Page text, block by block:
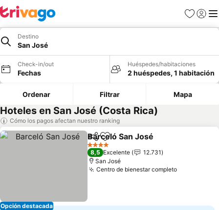
Favoritos
Iniciar
Destino
San José
Check-in/out
Fechas
Huéspedes/habitaciones
2 huéspedes, 1 habitación
Ordenar Filtrar Mapa
Hoteles en San José (Costa Rica)
Cómo los pagos afectan nuestro ranking
Opción destacada
CompartirAgregar a favoritos
Barceló San José
4 Estrellas
8,5 Excelente
12.731
San José
Centro de bienestar completoVer precios